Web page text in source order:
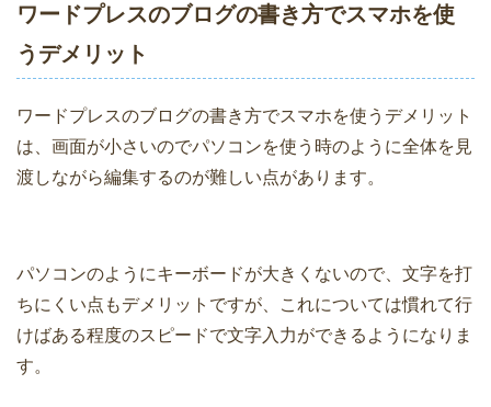
ワードプレスのブログの書き方でスマホを使
うデメリット
ワードプレスのブログの書き方でスマホを使うデメリット
は、画面が小さいのでパソコンを使う時のように全体を見
渡しながら編集するのが難しい点があります。
パソコンのようにキーボードが大きくないので、文字を打
ちにくい点もデメリットですが、これについては慣れて行
けばある程度のスピードで文字入力ができるようになりま
す。